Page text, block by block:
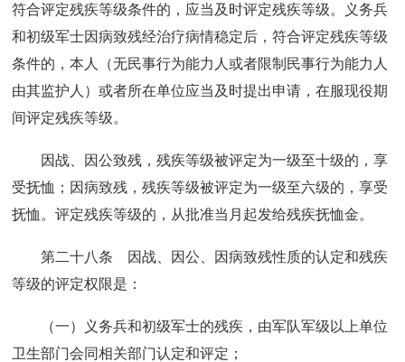
符合评定残疾等级条件的，应当及时评定残疾等级。义务兵
和初级军士因病致残经治疗病情稳定后，符合评定残疾等级
条件的，本人（无民事行为能力人或者限制民事行为能力人
由其监护人）或者所在单位应当及时提出申请，在服现役期
间评定残疾等级。
因战、因公致残，残疾等级被评定为一级至十级的，享
受抚恤；因病致残，残疾等级被评定为一级至六级的，享受
抚恤。评定残疾等级的，从批准当月起发给残疾抚恤金。
第二十八条 因战、因公、因病致残性质的认定和残疾
等级的评定权限是：
（一）义务兵和初级军士的残疾，由军队军级以上单位
卫生部门会同相关部门认定和评定；